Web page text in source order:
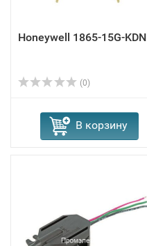
Honeywell 1865-15G-KDN
(0)
В корзину